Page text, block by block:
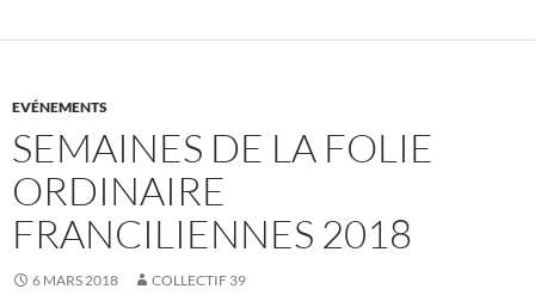
EVÉNEMENTS
SEMAINES DE LA FOLIE
ORDINAIRE
FRANCILIENNES 2018
6 MARS 2018 COLLECTIF 39